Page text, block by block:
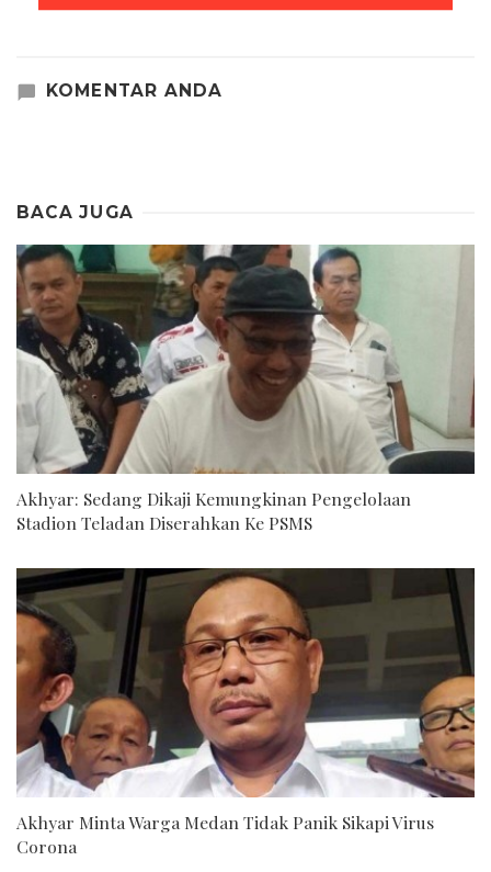
KOMENTAR ANDA
BACA JUGA
Akhyar: Sedang Dikaji Kemungkinan Pengelolaan
Stadion Teladan Diserahkan Ke PSMS
Akhyar Minta Warga Medan Tidak Panik Sikapi Virus
Corona